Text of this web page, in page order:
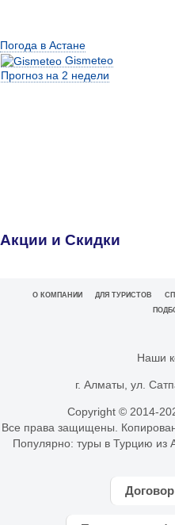
Погода в Астане
Gismeteo
Прогноз на 2 недели
Акции и Скидки
О КОМПАНИИ ДЛЯ ТУРИСТОВ
Наши
г. Алматы, ул.
Copyright © 2014-
Все права защищены.
Популярно: туры в Турцию из